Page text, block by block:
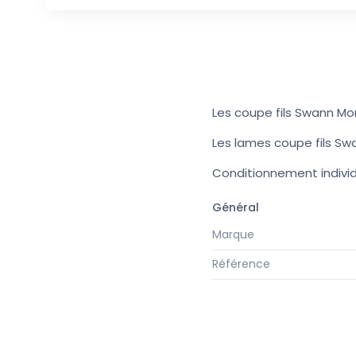
Les coupe fils Swann
Les lames coupe fils
Conditionnement
Général
Marque
Référence